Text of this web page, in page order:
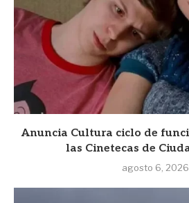
Anuncia Cultura ciclo de
las Cinetecas de
agosto 6, 2026